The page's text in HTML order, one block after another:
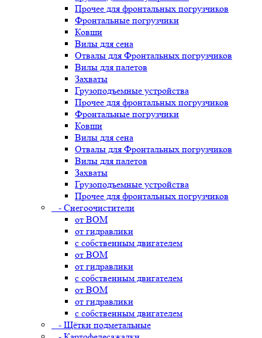
Прочее для фронтальных погрузчиков
Фронтальные погрузчики
Ковши
Вилы для сена
Отвалы для Фронтальных погрузчиков
Вилы для палетов
Захваты
Грузоподъемные устройства
Прочее для фронтальных погрузчиков
Фронтальные погрузчики
Ковши
Вилы для сена
Отвалы для Фронтальных погрузчиков
Вилы для палетов
Захваты
Грузоподъемные устройства
Прочее для фронтальных погрузчиков
- Снегоочистители
от ВОМ
от гидравлики
с собственным двигателем
от ВОМ
от гидравлики
с собственным двигателем
от ВОМ
от гидравлики
с собственным двигателем
- Щётки подметальные